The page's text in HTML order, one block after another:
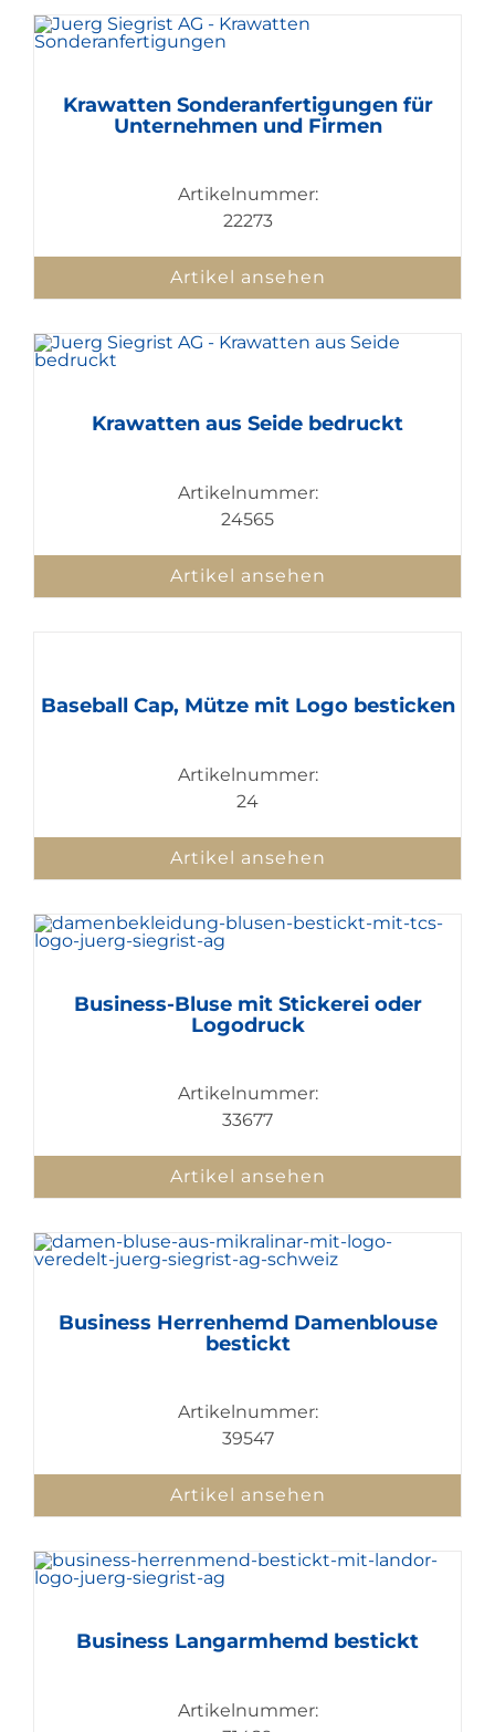
Krawatten Sonderanfertigungen für
Unternehmen und Firmen
Artikelnummer:
22273
Artikel ansehen
Krawatten aus Seide bedruckt
Artikelnummer:
24565
Artikel ansehen
Baseball Cap, Mütze mit Logo besticken
Artikelnummer:
24
Artikel ansehen
Business-Bluse mit Stickerei oder
Logodruck
Artikelnummer:
33677
Artikel ansehen
Business Herrenhemd Damenblouse
bestickt
Artikelnummer:
39547
Artikel ansehen
Business Langarmhemd bestickt
Artikelnummer: